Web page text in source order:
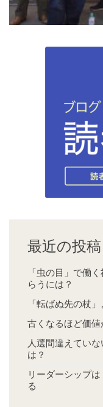
最近の投稿
「虫の目」で働
らうには？
「転ばぬ先の杖
古くなるほど価値
人選間違えてい
は？
リーダーシップ
る